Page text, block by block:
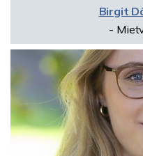
Birgit
-